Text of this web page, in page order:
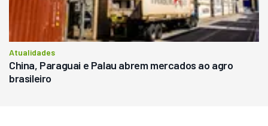
Atualidades
China, Paraguai e Palau abrem mercados ao agro
brasileiro